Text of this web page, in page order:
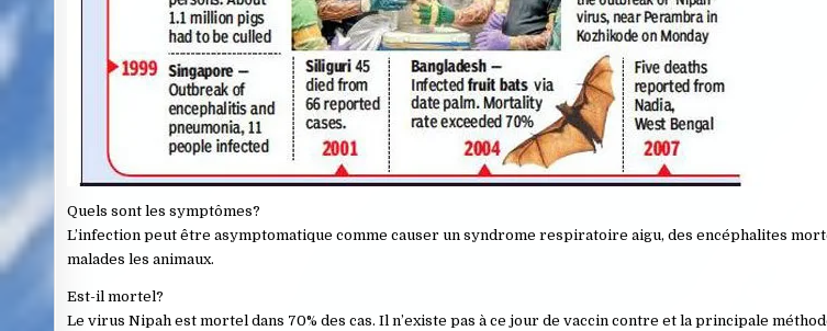
Quels sont les symptômes?
L’infection peut être asymptomatique comme causer un syndrome respiratoire aigu, des encéphalites
malades les animaux.
Est-il mortel?
Le virus Nipah est mortel dans 70% des cas. Il n’existe pas à ce jour de vaccin contre et la principale